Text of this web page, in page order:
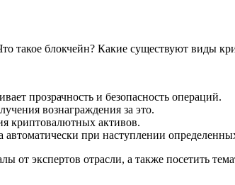
такое блокчейн? Какие существуют виды
прозрачность и безопасность операций.
вознаграждения за это.
криптовалютных активов.
при наступлении
от экспертов отрасли, а также посетить